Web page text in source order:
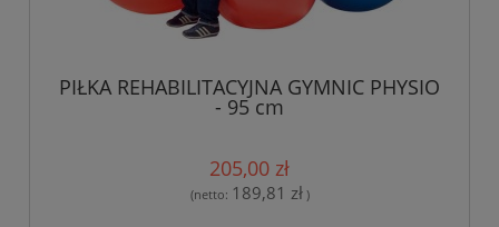
PIŁKA REHABILITACYJNA GYMNIC PHYSIO
- 95 cm
205,00 zł
(netto: 189,81 zł)